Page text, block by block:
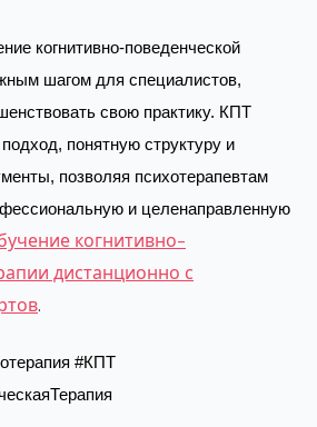
когнитивно-поведенческой
шагом для специалистов,
свою практику. КПТ
понятную структуру и
позволяя психотерапевтам
и целенаправленную
когнитивно-
дистанционно с
.
#КПТ